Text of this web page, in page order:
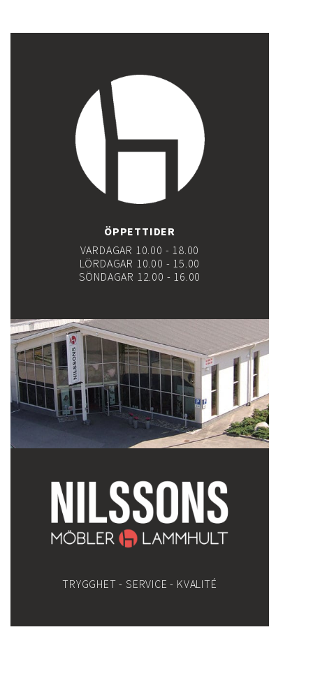
ÖPPETTIDER
VARDAGAR 10.00 - 18.00
LÖRDAGAR 10.00 - 15.00
SÖNDAGAR 12.00 - 16.00
TRYGGHET - SERVICE - KVALITÉ